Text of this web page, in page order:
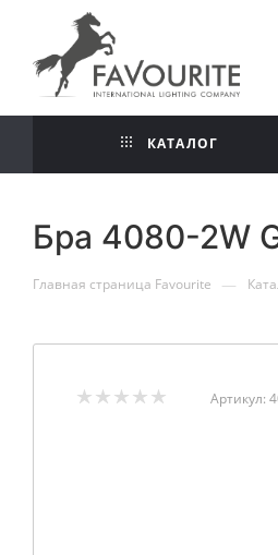
КАТАЛОГ
Бра 4080-2W
Главная страница Favourite —
Артикул: